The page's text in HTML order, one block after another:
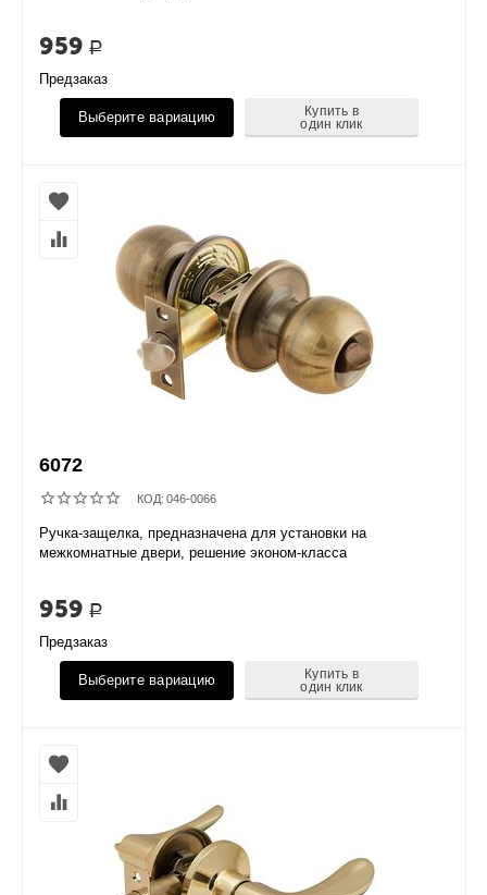
959 Р
Предзаказ
Выберите вариацию
Купить в
один клик
6072
КОД: 046-0066
Ручка-защелка, предназначена для установки на
межкомнатные двери, решение эконом-класса
959 Р
Предзаказ
Выберите вариацию
Купить в
один клик